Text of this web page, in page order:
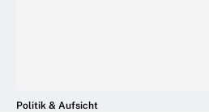
Politik & Aufsicht